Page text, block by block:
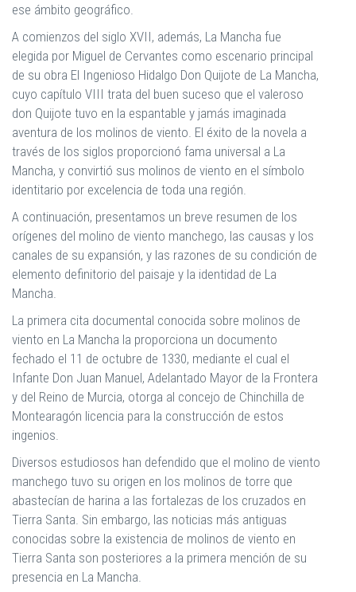
ese ámbito geográfico.
A comienzos del siglo XVII, además, La Mancha fue
elegida por Miguel de Cervantes como escenario principal
de su obra El Ingenioso Hidalgo Don Quijote de La Mancha,
cuyo capítulo VIII trata del buen suceso que el valeroso
don Quijote tuvo en la espantable y jamás imaginada
aventura de los molinos de viento. El éxito de la novela a
través de los siglos proporcionó fama universal a La
Mancha, y convirtió sus molinos de viento en el símbolo
identitario por excelencia de toda una región.
A continuación, presentamos un breve resumen de los
orígenes del molino de viento manchego, las causas y los
canales de su expansión, y las razones de su condición de
elemento definitorio del paisaje y la identidad de La
Mancha.
La primera cita documental conocida sobre molinos de
viento en La Mancha la proporciona un documento
fechado el 11 de octubre de 1330, mediante el cual el
Infante Don Juan Manuel, Adelantado Mayor de la Frontera
y del Reino de Murcia, otorga al concejo de Chinchilla de
Montearagón licencia para la construcción de estos
ingenios.
Diversos estudiosos han defendido que el molino de viento
manchego tuvo su origen en los molinos de torre que
abastecían de harina a las fortalezas de los cruzados en
Tierra Santa. Sin embargo, las noticias más antiguas
conocidas sobre la existencia de molinos de viento en
Tierra Santa son posteriores a la primera mención de su
presencia en La Mancha.